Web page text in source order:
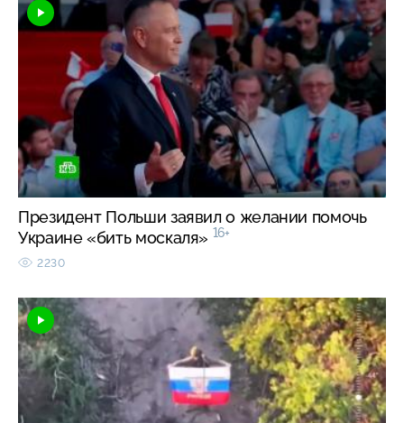
Президент Польши заявил о желании помочь
Украине «бить москаля» 16+
2230